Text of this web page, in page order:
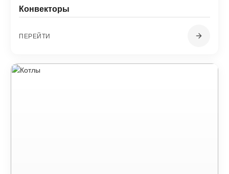
Конвекторы
ПЕРЕЙТИ